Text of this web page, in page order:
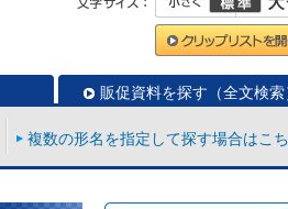
販促資料を探す（全文検索
複数の形名を指定して探す場合はこ